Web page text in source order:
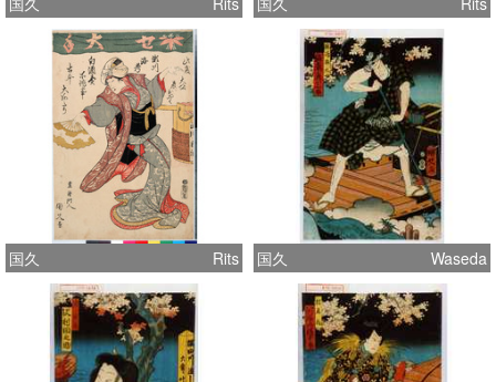
国久 Rits 国久 Waseda